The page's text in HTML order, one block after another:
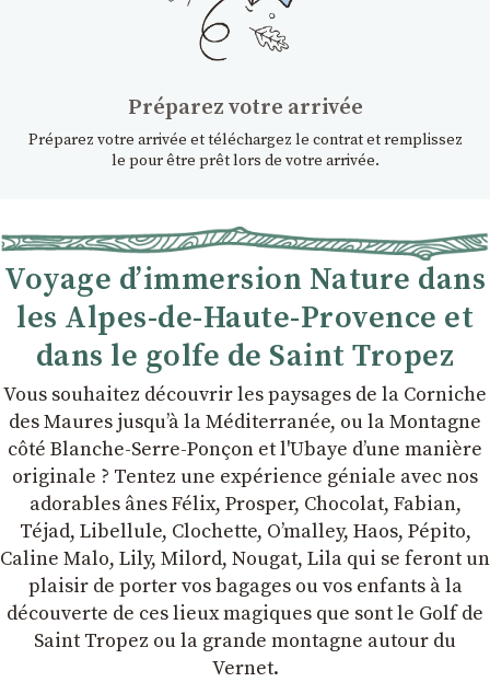
Préparez votre arrivée
Préparez votre arrivée et téléchargez le contrat et remplissez
le pour être prêt lors de votre arrivée.
Voyage d’immersion Nature dans
les Alpes-de-Haute-Provence et
dans le golfe de Saint Tropez
Vous souhaitez découvrir les paysages de la Corniche
des Maures jusqu’à la Méditerranée, ou la Montagne
côté Blanche-Serre-Ponçon et l'Ubaye dʼune manière
originale ? Tentez une expérience géniale avec nos
adorables ânes Félix, Prosper, Chocolat, Fabian,
Téjad, Libellule, Clochette, Oʼmalley, Haos, Pépito,
Caline Malo, Lily, Milord, Nougat, Lila qui se feront un
plaisir de porter vos bagages ou vos enfants à la
découverte de ces lieux magiques que sont le Golf de
Saint Tropez ou la grande montagne autour du
Vernet.